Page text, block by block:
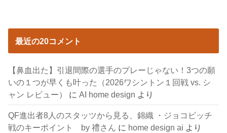
最近の20コメント
【鼻血出た】引退間際の選手のプレーじゃない！3つの願
いの１つが早くも叶った（2026ワシントン１回戦 vs. シ
ャン レビュー）
にAI home design より
QF進出者8人のスタッツから見る、錦織 ・ジョコビッチ
戦のキーポイント by 禮さん に home design ai より